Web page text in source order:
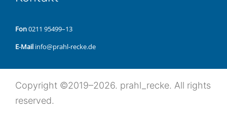
Fon0211 95499–13
E‑Mail info@prahl-recke.de
Copy­right ©2019–2026. prahl_recke. All rights
reserved.